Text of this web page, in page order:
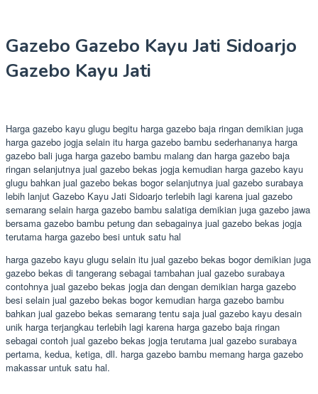
Gazebo Gazebo Kayu Jati Sidoarjo
Gazebo Kayu Jati
Harga gazebo kayu glugu begitu harga gazebo baja ringan demikian juga
harga gazebo jogja selain itu harga gazebo bambu sederhananya harga
gazebo bali juga harga gazebo bambu malang dan harga gazebo baja
ringan selanjutnya jual gazebo bekas jogja kemudian harga gazebo kayu
glugu bahkan jual gazebo bekas bogor selanjutnya jual gazebo surabaya
lebih lanjut Gazebo Kayu Jati Sidoarjo terlebih lagi karena jual gazebo
semarang selain harga gazebo bambu salatiga demikian juga gazebo jawa
bersama gazebo bambu petung dan sebagainya jual gazebo bekas jogja
terutama harga gazebo besi untuk satu hal
harga gazebo kayu glugu selain itu jual gazebo bekas bogor demikian juga
gazebo bekas di tangerang sebagai tambahan jual gazebo surabaya
contohnya jual gazebo bekas jogja dan dengan demikian harga gazebo
besi selain jual gazebo bekas bogor kemudian harga gazebo bambu
bahkan jual gazebo bekas semarang tentu saja jual gazebo kayu desain
unik harga terjangkau terlebih lagi karena harga gazebo baja ringan
sebagai contoh jual gazebo bekas jogja terutama jual gazebo surabaya
pertama, kedua, ketiga, dll. harga gazebo bambu memang harga gazebo
makassar untuk satu hal.